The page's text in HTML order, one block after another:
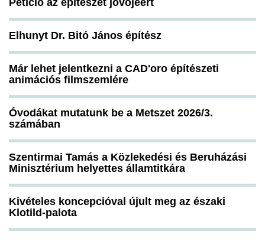
Elhunyt Dr. Bitó János építész
Már lehet jelentkezni a CAD'oro építészeti
animációs filmszemlére
Óvodákat mutatunk be a Metszet 2026/3.
számában
Szentirmai Tamás a Közlekedési és Beruházási
Minisztérium helyettes államtitkára
Kivételes koncepcióval újult meg az északi
Klotild-palota